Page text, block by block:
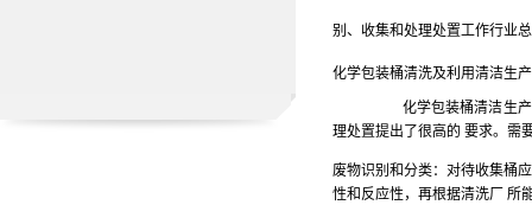
别、收集和处理处置工作行业
化学包装桶清洗及利用清洁生
化学包装桶清洁生
理处置提出了很高的 要求。 需
废物识别和分类： 对待收集桶
性和反应性，再根据清洗厂
所